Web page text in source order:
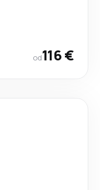
od116 €